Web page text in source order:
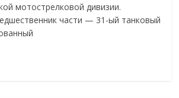
мотострелковой дивизии.
части — 31-ый танковый